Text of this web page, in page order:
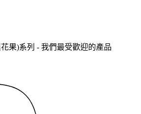
花果)系列 - 我們最受歡迎的產品